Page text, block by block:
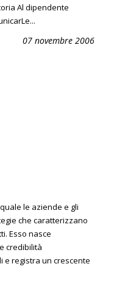
Al dipendente
07 novembre 2006
le aziende e gli
che caratterizzano
Esso nasce
credibilità
registra un crescente